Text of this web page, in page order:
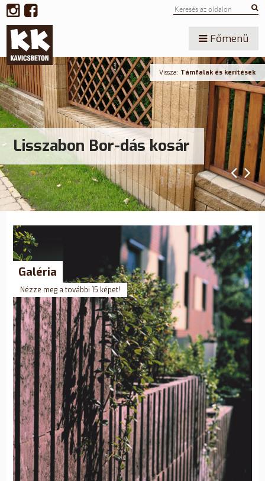
Főmenü
Lisszabon Bor-dás kosár
Vissza: Támfalak és kerítések
Galéria
Nézze meg a további 15 képet!